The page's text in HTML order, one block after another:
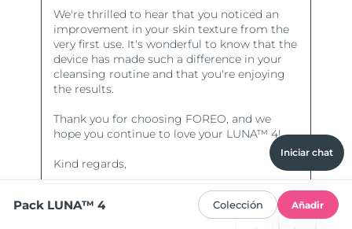
Iniciar chat
Pack LUNA™ 4 Colección Añadir